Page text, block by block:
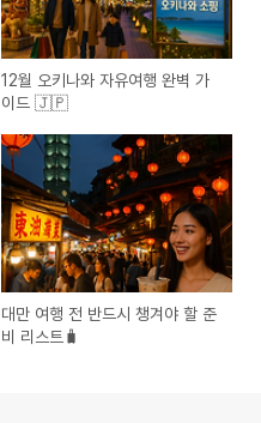
12월 오키나와 자유여행 완벽 가
이드 🇯🇵
대만 여행 전 반드시 챙겨야 할 준
비 리스트🧳